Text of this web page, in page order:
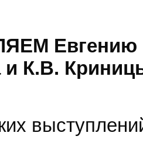
Евгению
и К.В.